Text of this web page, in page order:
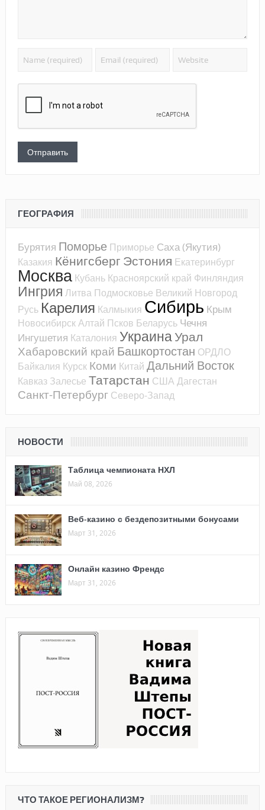
ГЕОГРАФИЯ
Бурятия Поморье Приморье Саха (Якутия)
Казакия Кёнигсберг Эстония Екатеринбург
Москва Кубань Красноярский край Финляндия
Ингрия Литва Подмосковье Великий Новгород
Русь Карелия Калмыкия Сибирь Крым
НовосибирскАлтай Псков Беларусь Чечня
Ингушетия Каталония УкраинаУрал
Хабаровский край Башкортостан ОРДЛО
Байкалия Курск Коми Китай Дальний Восток
Кавказ Залесье Татарстан США Дагестан
Санкт-Петербург Северо-Запад
НОВОСТИ
Таблица чемпионата НХЛ
Май 08, 2026
Веб-казино с бездепозитными бонусами
Март 31, 2026
Онлайн казино Френдс
Март 31, 2026
ЧТО ТАКОЕ РЕГИОНАЛИЗМ?